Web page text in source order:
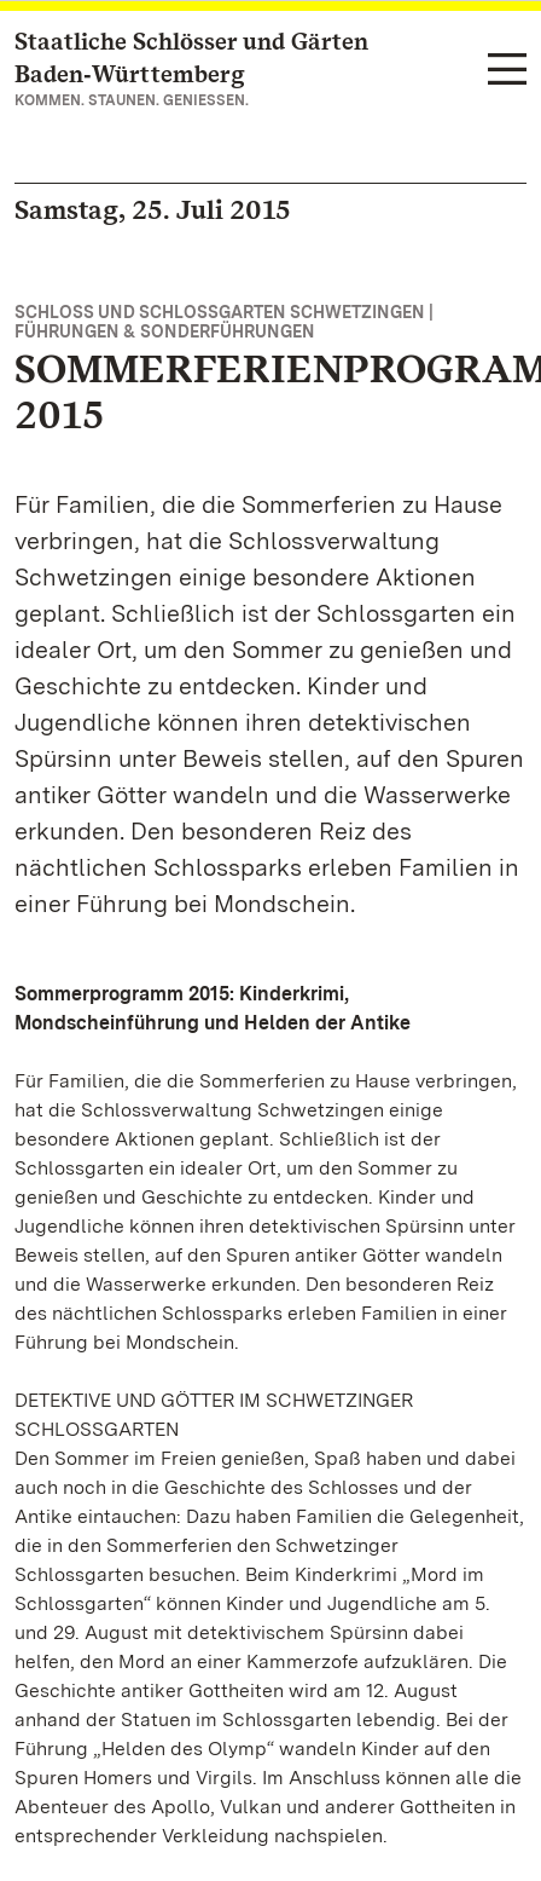
Zum Hauptinhalt springen
Staatliche Schlösser und Gärten
Baden‑Württemberg
KOMMEN. STAUNEN. GENIESSEN.
Samstag, 25. Juli 2015
SCHLOSS UND SCHLOSSGARTEN SCHWETZINGEN |
FÜHRUNGEN & SONDERFÜHRUNGEN
2015
Für Familien, die die Sommerferien zu Hause
verbringen, hat die Schlossverwaltung
Schwetzingen einige besondere Aktionen
geplant. Schließlich ist der Schlossgarten ein
idealer Ort, um den Sommer zu genießen und
Geschichte zu entdecken. Kinder und
Jugendliche können ihren detektivischen
Spürsinn unter Beweis stellen, auf den Spuren
antiker Götter wandeln und die Wasserwerke
erkunden. Den besonderen Reiz des
nächtlichen Schlossparks erleben Familien in
einer Führung bei Mondschein.
Sommerprogramm 2015: Kinderkrimi,
Mondscheinführung und Helden der Antike
Für Familien, die die Sommerferien zu Hause verbringen,
hat die Schlossverwaltung Schwetzingen einige
besondere Aktionen geplant. Schließlich ist der
Schlossgarten ein idealer Ort, um den Sommer zu
genießen und Geschichte zu entdecken. Kinder und
Jugendliche können ihren detektivischen Spürsinn unter
Beweis stellen, auf den Spuren antiker Götter wandeln
und die Wasserwerke erkunden. Den besonderen Reiz
des nächtlichen Schlossparks erleben Familien in einer
Führung bei Mondschein.
DETEKTIVE UND GÖTTER IM SCHWETZINGER
SCHLOSSGARTEN
Den Sommer im Freien genießen, Spaß haben und dabei
auch noch in die Geschichte des Schlosses und der
Antike eintauchen: Dazu haben Familien die Gelegenheit,
die in den Sommerferien den Schwetzinger
Schlossgarten besuchen. Beim Kinderkrimi „Mord im
Schlossgarten“ können Kinder und Jugendliche am 5.
und 29. August mit detektivischem Spürsinn dabei
helfen, den Mord an einer Kammerzofe aufzuklären. Die
Geschichte antiker Gottheiten wird am 12. August
anhand der Statuen im Schlossgarten lebendig. Bei der
Führung „Helden des Olymp“ wandeln Kinder auf den
Spuren Homers und Virgils. Im Anschluss können alle die
Abenteuer des Apollo, Vulkan und anderer Gottheiten in
entsprechender Verkleidung nachspielen.